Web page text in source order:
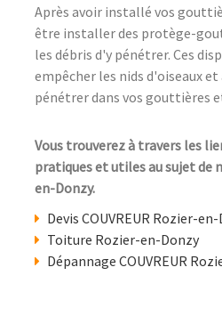
Après avoir installé vos
être installer des protège-
les débris d'y pénétrer. Ces
empêcher les nids d'oiseaux
pénétrer dans vos gouttières
Vous trouverez à travers les
pratiques et utiles au sujet de
en-Donzy.
Devis COUVREUR Rozier-
Toiture Rozier-en-Donzy
Dépannage COUVREUR